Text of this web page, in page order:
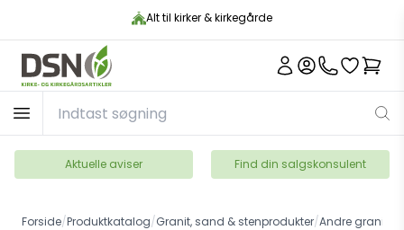
Alt til kirker & kirkegårde
Aktuelle aviser Find din salgskonsulent
Forside/Produktkatalog/Granit, sand & stenprodukter/Andre